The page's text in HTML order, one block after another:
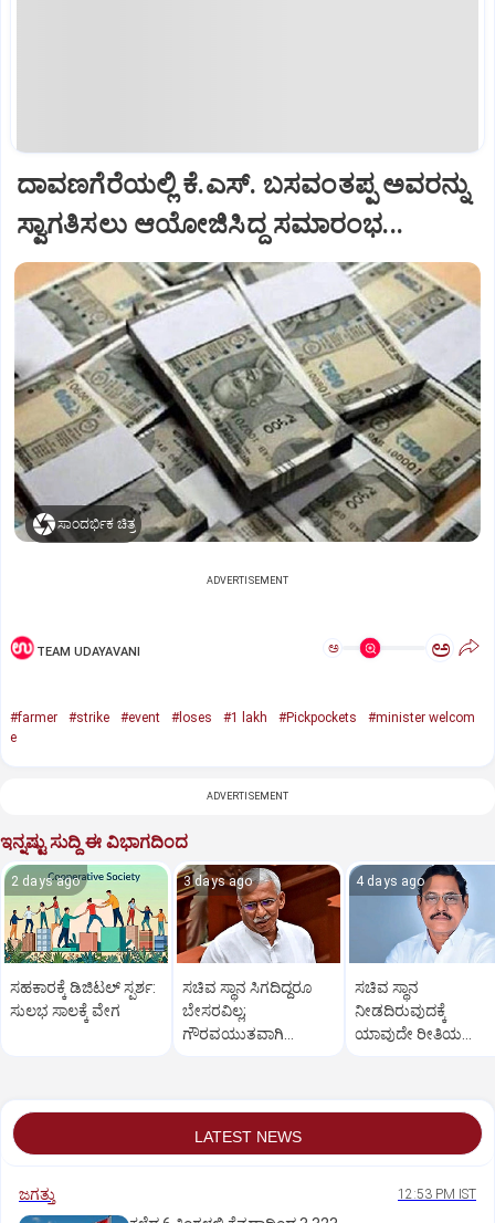
ದಾವಣಗೆರೆಯಲ್ಲಿ ಕೆ.ಎಸ್. ಬಸವಂತಪ್ಪ ಅವರನ್ನು
ಸ್ವಾಗತಿಸಲು ಆಯೋಜಿಸಿದ್ದ ಸಮಾರಂಭ...
ಸಾಂದರ್ಭಿಕ ಚಿತ್ರ
ADVERTISEMENT
TEAM UDAYAVANI ಅ ಅ
#farmer #strike #event #loses #1 lakh #Pickpockets
#minister welcom
e
ADVERTISEMENT
ಇನ್ನಷ್ಟು ಸುದ್ದಿ ಈ ವಿಭಾಗದಿಂದ
2 days ago
ಸಹಕಾರಕ್ಕೆ ಡಿಜಿಟಲ್‌ ಸ್ಪರ್ಶ:
ಸುಲಭ ಸಾಲಕ್ಕೆ ವೇಗ
3 days ago
ಸಚಿವ ಸ್ಥಾನ ಸಿಗದಿದ್ದರೂ
ಬೇಸರವಿಲ್ಲ;
ಗೌರವಯುತವಾಗಿ
4 days ago
ಸಚಿವ ಸ್ಥಾನ
ನೀಡದಿರುವುದಕ್ಕೆ
ಯಾವುದೇ ರೀತಿಯ
LATEST NEWS
ಜಗತ್ತು 12:53 PM IST